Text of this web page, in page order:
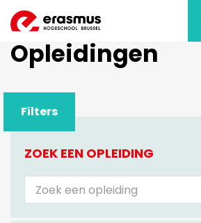
en
naar
de
inhoud
Opleidingen
Filters
ZOEK EEN OPLEIDING